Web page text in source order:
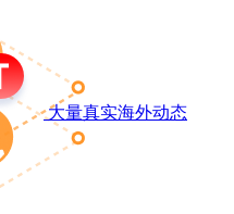
大量真实海外动态